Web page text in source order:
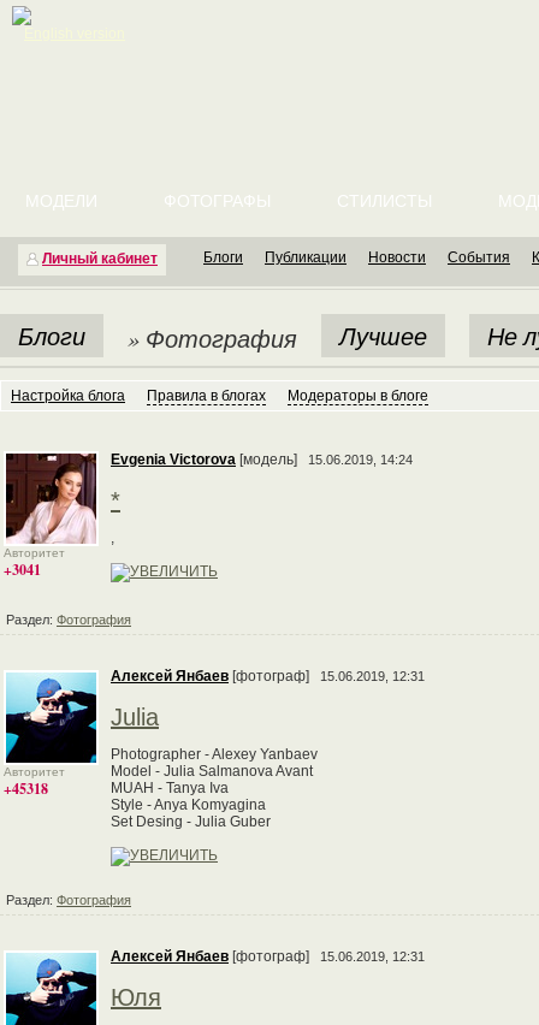
Личный кабинет
МОДЕЛИ ФОТОГРАФЫ СТИЛИСТЫ
Блоги Публикации Новости События
Блоги » Фотография Лучшее Не
Настройка блога Правила в блогах Модераторы в блоге
Авторитет
+3041
Evgenia Victorova [модель] 15.06.2019, 14:24
*
,
Раздел: Фотография
Авторитет
+45318
Алексей Янбаев [фотограф] 15.06.2019, 12:31
Julia
Photographer - Alexey Yanbaev
Model - Julia Salmanova Avant
MUAH - Tanya Iva
Style - Anya Komyagina
Set Desing - Julia Guber
Раздел: Фотография
Алексей Янбаев [фотограф] 15.06.2019, 12:31
Юля